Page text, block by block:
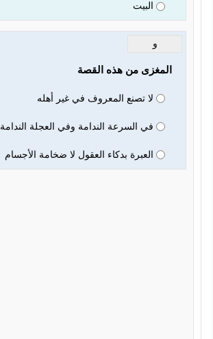
البيت
و
المغزى من هذه القصة
لا تصنع المعروف في غير أهله
في السرعة الندامة وفي العجلة الندامة
العبرة بدكاء العقول لا ضخامة الأجسام